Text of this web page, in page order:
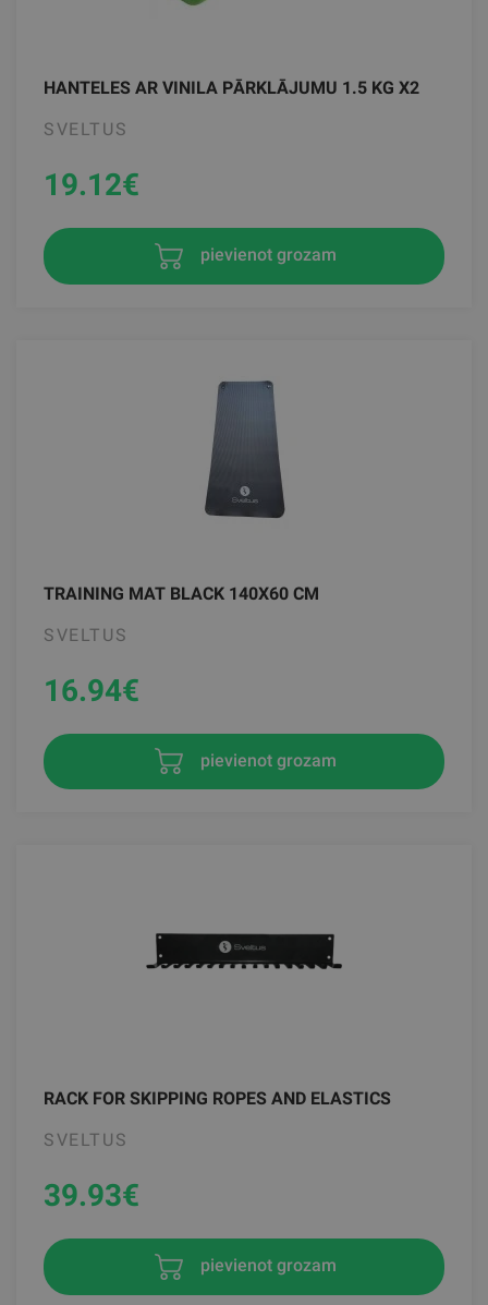
HANTELES AR VINILA PĀRKLĀJUMU 1.5 KG X2
SVELTUS
19.12€
pievienot grozam
TRAINING MAT BLACK 140X60 CM
SVELTUS
16.94€
pievienot grozam
RACK FOR SKIPPING ROPES AND ELASTICS
SVELTUS
39.93€
pievienot grozam